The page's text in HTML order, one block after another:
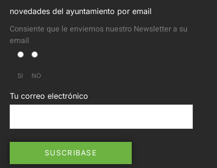
novedades del ayuntamiento por email
Consiente que le enviemos nuestro Newsletter a su
email
SI NO
Tu correo electrónico